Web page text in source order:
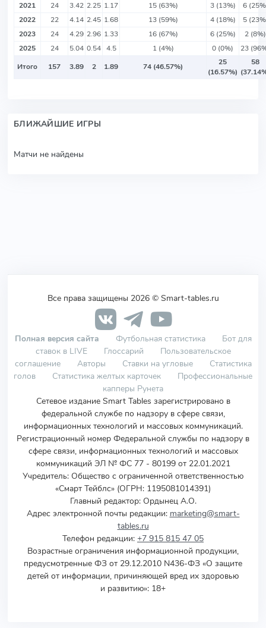
2021
24 3.42 2.25 1.17 15 (63%) 3 (13%)
6
2022
22 4.14 2.45 1.68 13 (59%) 4 (18%)
5
2023
24 4.29 2.96 1.33 16 (67%) 6 (25%)
2 (8%)
2025
24 5.04 0.54 4.5 1 (4%) 0 (0%)
23
Итого
157 3.89 2 1.89 74 (46.57%)
25
(16.57%)
58
БЛИЖАЙШИЕ ИГРЫ
Матчи не найдены
Все права защищены 2026 © Smart-tables.ru
Полная версия сайта Футбольная статистика
Бот для
ставок в LIVE
Глоссарий
Пользовательское
соглашение
Авторы Ставки на угловые
Статистика
голов
Статистика желтых карточек
Профессиональные
капперы Рунета
Сетевое издание Smart Tables зарегистрировано в
федеральной службе по надзору в сфере связи,
информационных технологий и массовых коммуникаций.
Регистрационный номер Федеральной службы по надзору в
сфере связи, информационных технологий и массовых
коммуникаций ЭЛ № ФС 77 - 80199 от 22.01.2021
Учредитель: Общество с ограниченной ответственностью
«Смарт Тейблс» (ОГРН: 1195081014391)
Главный редактор: Ордынец А.О.
Адрес электронной почты редакции: marketing@smart-
tables.ru
Телефон редакции: +7 915 815 47 05
Возрастные ограничения информационной продукции,
предусмотренные ФЗ от 29.12.2010 N436-ФЗ «О защите
детей от информации, причиняющей вред их здоровью
и развитию»: 18+